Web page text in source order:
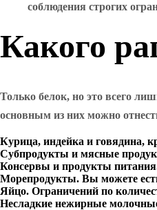
соблюдения строгих
Какого
Только белок, но это всего
основным из них можно
Курица, индейка и говядина,
Субпродукты и мясные
Консервы и продукты
Морепродукты. Вы можете
Яйцо. Ограничений по
Несладкие нежирные